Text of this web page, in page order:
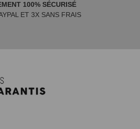
100% SÉCURISÉ
ET 3X SANS FRAIS